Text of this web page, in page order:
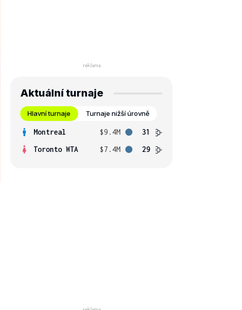
Aktuální turnaje
Hlavní turnaje Turnaje nižší úrovně
Montreal $9.4M
31
Toronto WTA
$7.4M 29